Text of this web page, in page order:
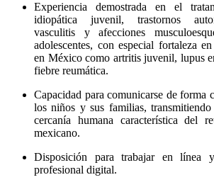
Experiencia demostrada en el
idiopática juvenil, trastornos
vasculitis y afecciones
adolescentes, con especial fortaleza
en México como artritis juvenil, lupus
fiebre reumática.
Capacidad para comunicarse de forma
los niños y sus familias,
cercanía humana característica del
mexicano.
Disposición para trabajar en línea
profesional digital.